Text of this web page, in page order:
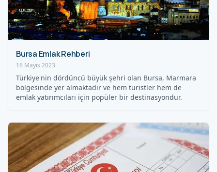
Bursa Emlak Rehberi
16 Mayıs 2023
Türkiye'nin dördüncü büyük şehri olan Bursa, Marmara
bölgesinde yer almaktadır ve hem turistler hem de
emlak yatırımcıları için popüler bir destinasyondur.